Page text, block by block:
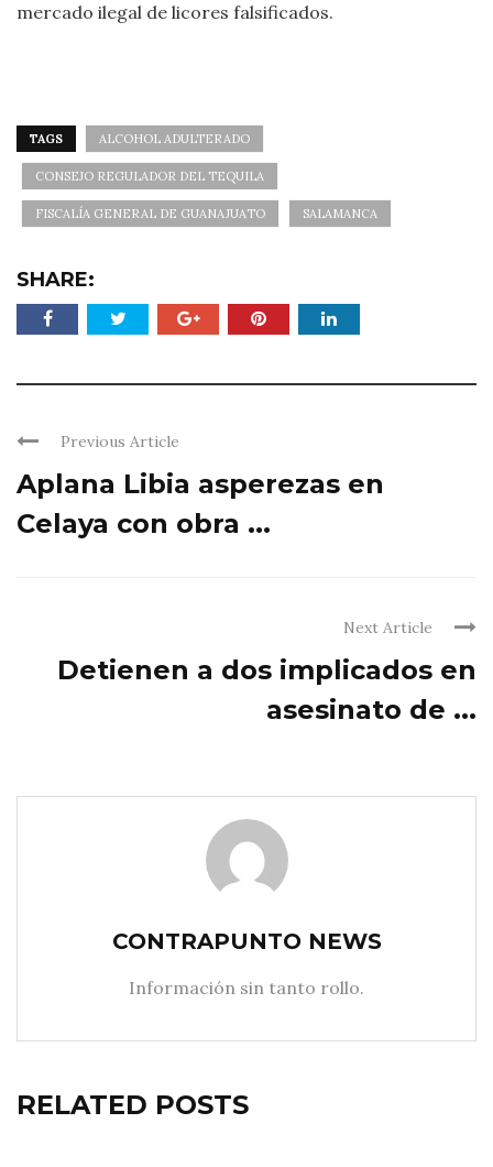
mercado ilegal de licores falsificados.
TAGS ALCOHOL ADULTERADO
CONSEJO REGULADOR DEL TEQUILA
FISCALÍA GENERAL DE GUANAJUATO SALAMANCA
SHARE:
Previous Article
Aplana Libia asperezas en
Celaya con obra ...
Next Article
Detienen a dos implicados en
asesinato de ...
CONTRAPUNTO NEWS
Información sin tanto rollo.
RELATED POSTS